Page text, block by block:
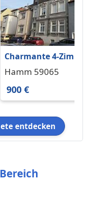
Charmante 4-Zimmer-
Wohnung mit
Gäste-WC in der
Hamm 59065
900 €
entdecken